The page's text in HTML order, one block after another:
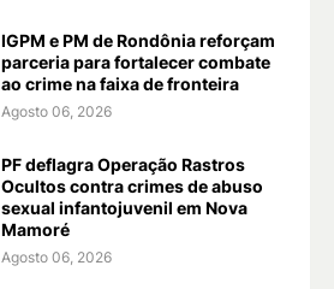
IGPM e PM de Rondônia reforçam
parceria para fortalecer combate
ao crime na faixa de fronteira
Agosto 06, 2026
PF deflagra Operação Rastros
Ocultos contra crimes de abuso
sexual infantojuvenil em Nova
Mamoré
Agosto 06, 2026